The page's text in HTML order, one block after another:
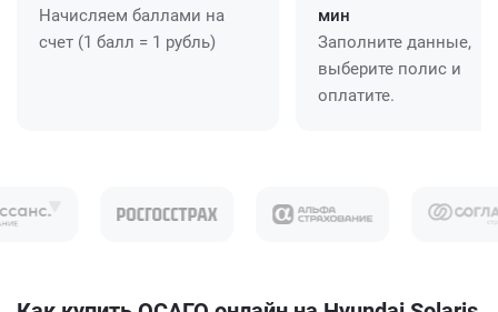
Начисляем баллами на
счет (1 балл = 1 рубль)
мин
Заполните данные,
выберите полис и
оплатите.